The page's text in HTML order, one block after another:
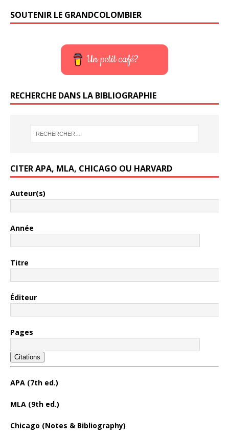
SOUTENIR LE GRANDCOLOMBIER
Un petit café?
RECHERCHE DANS LA BIBLIOGRAPHIE
CITER APA, MLA, CHICAGO OU HARVARD
Auteur(s)
Année
Titre
Éditeur
Pages
Citations
APA (7th ed.)
MLA (9th ed.)
Chicago (Notes & Bibliography)